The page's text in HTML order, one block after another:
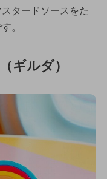
タードソースをた
。
ギルダ）